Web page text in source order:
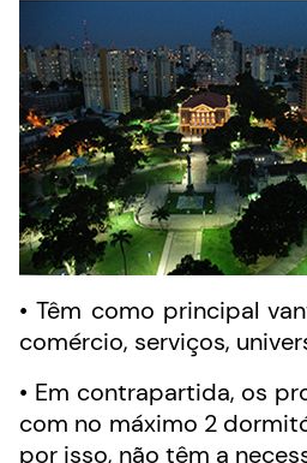
• Têm como principal
comércio, serviços,
• Em contrapartida, os
com no máximo 2
por isso, não têm a